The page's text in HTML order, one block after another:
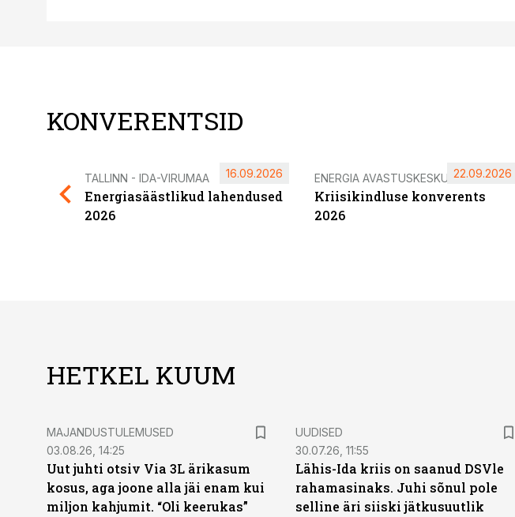
KONVERENTSID
TALLINN - IDA-VIRUMAA
Energiasäästlikud lahendused
2026
16.09.2026 ENERGIA AVASTUSKESKUS
Kriisikindluse konverents
2026
22.09.2026
HETKEL KUUM
MAJANDUSTULEMUSED
03.08.26, 14:25
Uut juhti otsiv Via 3L ärikasum
kosus, aga joone alla jäi enam kui
miljon kahjumit. “Oli keerukas”
UUDISED
30.07.26, 11:55
Lähis-Ida kriis on saanud DSVle
rahamasinaks. Juhi sõnul pole
selline äri siiski jätkusuutlik